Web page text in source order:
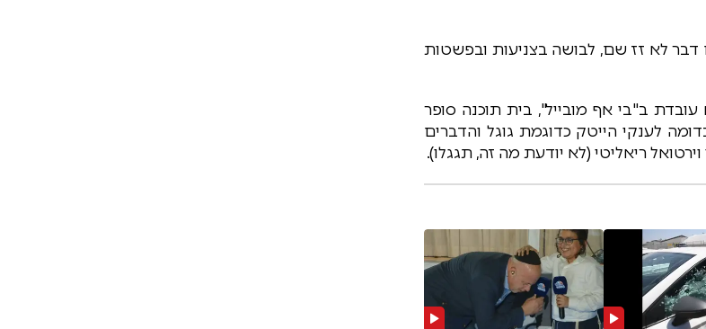
לא זז שם, לבושה בצניעות ובפשטות
ב"בי אף מובייל", בית תוכנה סופר
לענקי הייטק כדוגמת גוגל והדברים
ריאליטי (לא יודעת מה זה, תגגלו).